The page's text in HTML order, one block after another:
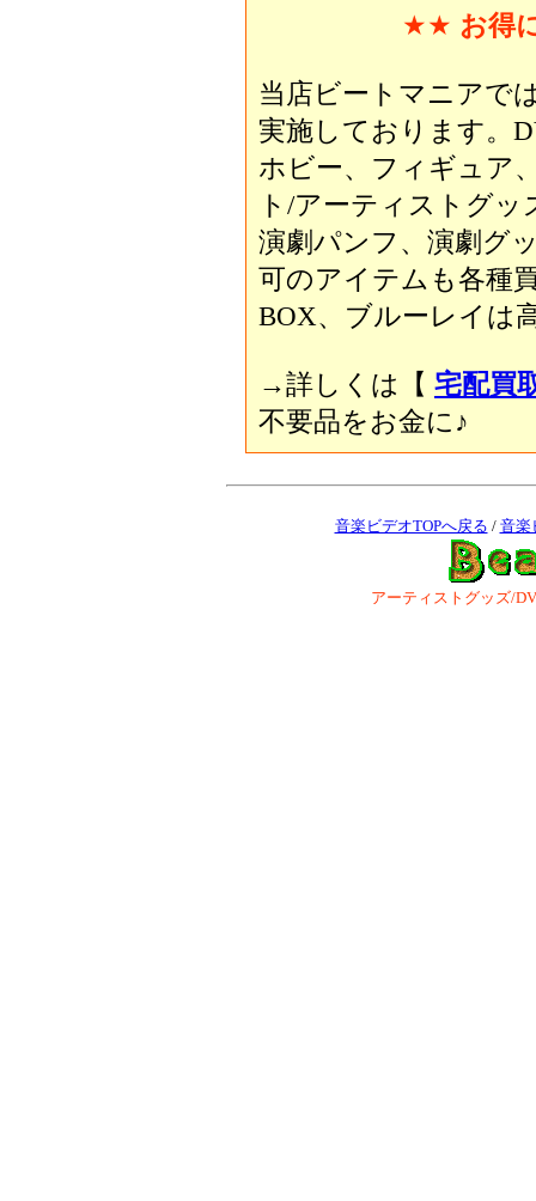
★★ お得
当店ビートマニアで
実施しております。
ホビー、フィギュア
ト/アーティストグッ
演劇パンフ、演劇グ
可のアイテムも各種
BOX、ブルーレイは
→詳しくは【 宅配買
不要品をお金に♪
音楽ビデオTOPへ戻る / 音楽
アーティストグッズ/